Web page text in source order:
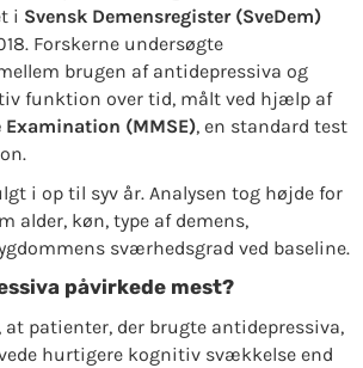
i Svensk Demensregister (SveDem)
Forskerne undersøgte
brugen af antidepressiva og
funktion over tid, målt ved hjælp af
(MMSE), en standard test
i op til syv år. Analysen tog højde for
alder, køn, type af demens,
sværhedsgrad ved baseline.
påvirkede mest?
at patienter, der brugte antidepressiva,
hurtigere kognitiv svækkelse end